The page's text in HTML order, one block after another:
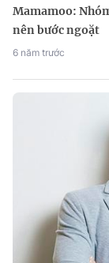
Mamamoo:
nên bước ngoặt
6 năm trước